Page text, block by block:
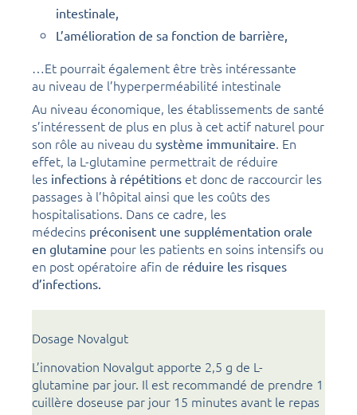
intestinale,
L’amélioration de sa fonction de barrière,
…Et pourrait également être très intéressante
au niveau de l’hyperperméabilité intestinale
Au niveau économique, les établissements de santé
s’intéressent de plus en plus à cet actif naturel pour
son rôle au niveau du système immunitaire. En
effet, la L-glutamine permettrait de réduire
les infections à répétitions et donc de raccourcir les
passages à l’hôpital ainsi que les coûts des
hospitalisations. Dans ce cadre, les
médecins préconisent une supplémentation orale
en glutamine pour les patients en soins intensifs ou
en post opératoire afin de réduire les risques
d’infections.
Dosage Novalgut
L’innovation Novalgut apporte 2,5 g de L-
glutamine par jour. Il est recommandé de prendre 1
cuillère doseuse par jour 15 minutes avant le repas